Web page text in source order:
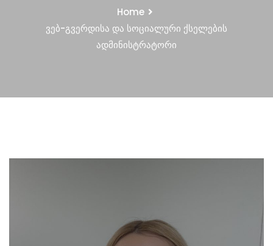
Home
ვებ-გვერდისა და სოციალური ქსელების
ადმინისტრატორი